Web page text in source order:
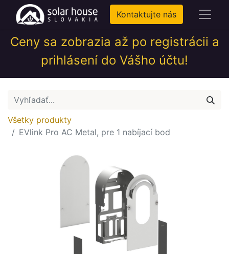
Kontaktujte nás
Ceny sa zobrazia až po registrácii a
prihlásení do Vášho účtu!
Všetky produkty
EVlink Pro AC Metal, pre 1 nabíjací bod